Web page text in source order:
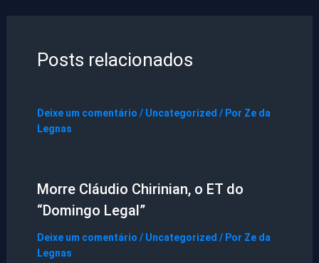
Posts relacionados
Deixe um comentário / Uncategorized / Por Ze da
Legnas
Morre Cláudio Chirinian, o ET do
“Domingo Legal”
Deixe um comentário / Uncategorized / Por Ze da
Legnas